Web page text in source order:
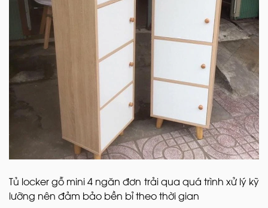
Tủ locker gỗ mini 4 ngăn đơn trải qua quá trình xử lý kỹ
lưỡng nên đảm bảo bền bỉ theo thời gian